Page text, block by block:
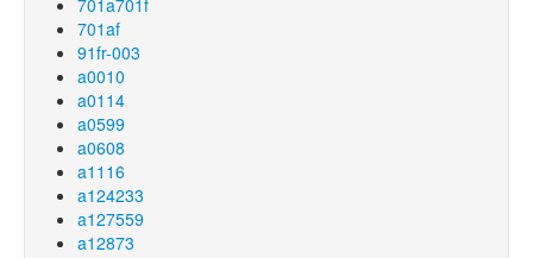
701a701f
701af
91fr-003
a0010
a0114
a0599
a0608
a1116
a124233
a127559
a12873